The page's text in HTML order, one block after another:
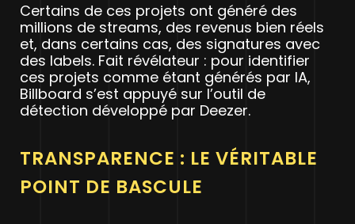
Certains de ces projets ont généré des
millions de streams, des revenus bien réels
et, dans certains cas, des signatures avec
des labels. Fait révélateur : pour identifier
ces projets comme étant générés par IA,
Billboard s’est appuyé sur l’outil de
détection développé par Deezer.
TRANSPARENCE : LE VÉRITABLE
POINT DE BASCULE